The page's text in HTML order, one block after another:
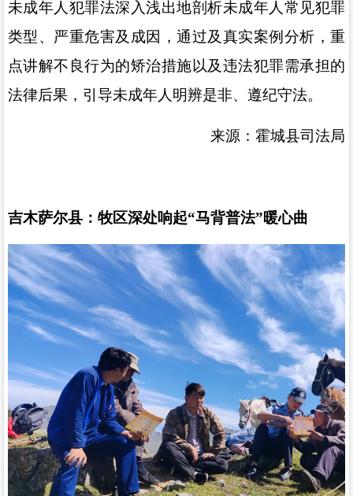
未成年人犯罪法深入浅出地剖析未成年人常见犯罪
类型、严重危害及成因，通过及真实案例分析，重
点讲解不良行为的矫治措施以及违法犯罪需承担的
法律后果，引导未成年人明辨是非、遵纪守法。
来源：霍城县司法局
吉木萨尔县：牧区深处响起“马背普法”暖心曲